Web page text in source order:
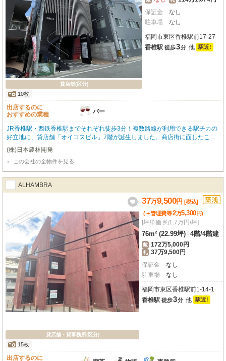
貸店舗(区分)
10枚
保証金
なし
駐車場
なし
福岡市東区香椎駅前17-27
香椎駅 徒歩3分 他 駅近!
出店するのに
おすすめの業種
バー
JR香椎駅・西鉄香椎駅までそれぞれ徒歩3分！複数路線が利用できる駅チカの
好立地に、貸店舗「オイコスビル」7階が誕生しました。商店街に面したこの
物件は、周辺に香椎名店街やマツモトキヨシ、セピアテラス西鉄香椎などの商
業施設、飲食店、コンビニ、銀行が充実。人通りが多く、高い集客力が期待で
きるビジネス拠点です。専有面積89.66㎡の広々とした空間はスケルトン渡し
のため、お客様の自由な内装デザインが可能です。エレベーター完備で7階へ
のアクセスも快適。初期費用を抑えられる敷金ゼロも魅力。香椎駅前の活気あ
るエリアで、新たなビジネスを始めてみませんか？ぜひお気軽にお問い合わせ
(株)日本農林開発
この会社の全物件を見る
ALHAMBRA
貸店舗・貸事務所(区分)
15枚
37万9,500円 [税込]
(＋管理費等2万5,300円)
[坪単価 約1.7万円/坪]
76m² (22.99坪) 4階/4階建
敷 172万5,000円
礼 37万9,500円
保証金
なし
駐車場
なし
福岡市東区香椎駅前1-14-1
香椎駅 徒歩3分 他 駅近!
出店するのに